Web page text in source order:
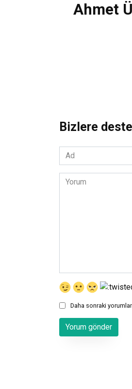
Ahmet
Bizlere
Ad
*
Yorum
Daha sonraki